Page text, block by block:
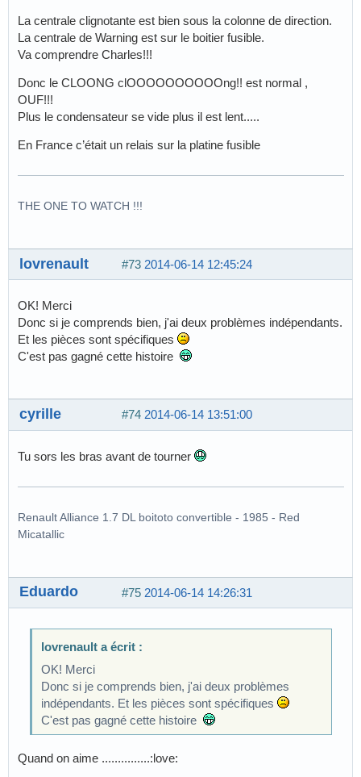
La centrale clignotante est bien sous la colonne de direction.
La centrale de Warning est sur le boitier fusible.
Va comprendre Charles!!!
Donc le CLOONG clOOOOOOOOOOng!! est normal ,
OUF!!!
Plus le condensateur se vide plus il est lent.....
En France c’était un relais sur la platine fusible
THE ONE TO WATCH !!!
#73 2014-06-14 12:45:24
lovrenault
OK! Merci
Donc si je comprends bien, j'ai deux problèmes indépendants.
Et les pièces sont spécifiques
C'est pas gagné cette histoire
#74 2014-06-14 13:51:00
cyrille
Tu sors les bras avant de tourner
Renault Alliance 1.7 DL boitoto convertible - 1985 - Red
Micatallic
#75 2014-06-14 14:26:31
Eduardo
lovrenault a écrit :
OK! Merci
Donc si je comprends bien, j'ai deux problèmes
indépendants. Et les pièces sont spécifiques
C'est pas gagné cette histoire
Quand on aime ...............:love: